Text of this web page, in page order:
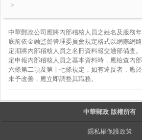
>
中華郵政公司應將內部稽核人員之姓名及服務
底前依金融監督管理委員會規定格式以網際網
定期將內部稽核人員之名冊資料報交通部備查
定申報內部稽核人員之基本資料時，應檢查內
六條第二項及第十七條規定，如有違反者，應
未予改善，應立即調整其職務。
中華郵政 版權所有
隱私權保護政策